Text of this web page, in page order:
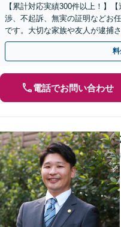
【累計対応実績300件以上！】
渉、不起訴、無実の証明などお
です。大切な家族や友人が逮捕
【初回相談無料】【電話相談可
料
電話でお問い合わせ